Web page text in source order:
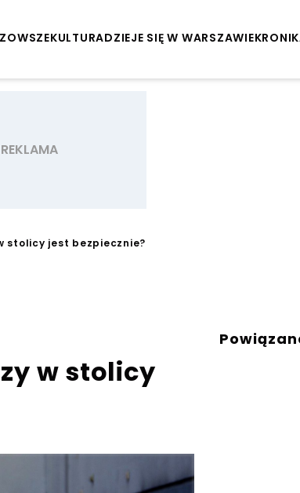
KULTURADZIEJE SIĘ W WARSZAWIE
stolicy jest bezpiecznie?
w stolicy